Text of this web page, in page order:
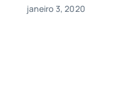
janeiro 3, 2020